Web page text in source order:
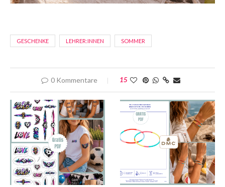
GESCHENKE LEHRER:INNEN SOMMER
0 Kommentare 15